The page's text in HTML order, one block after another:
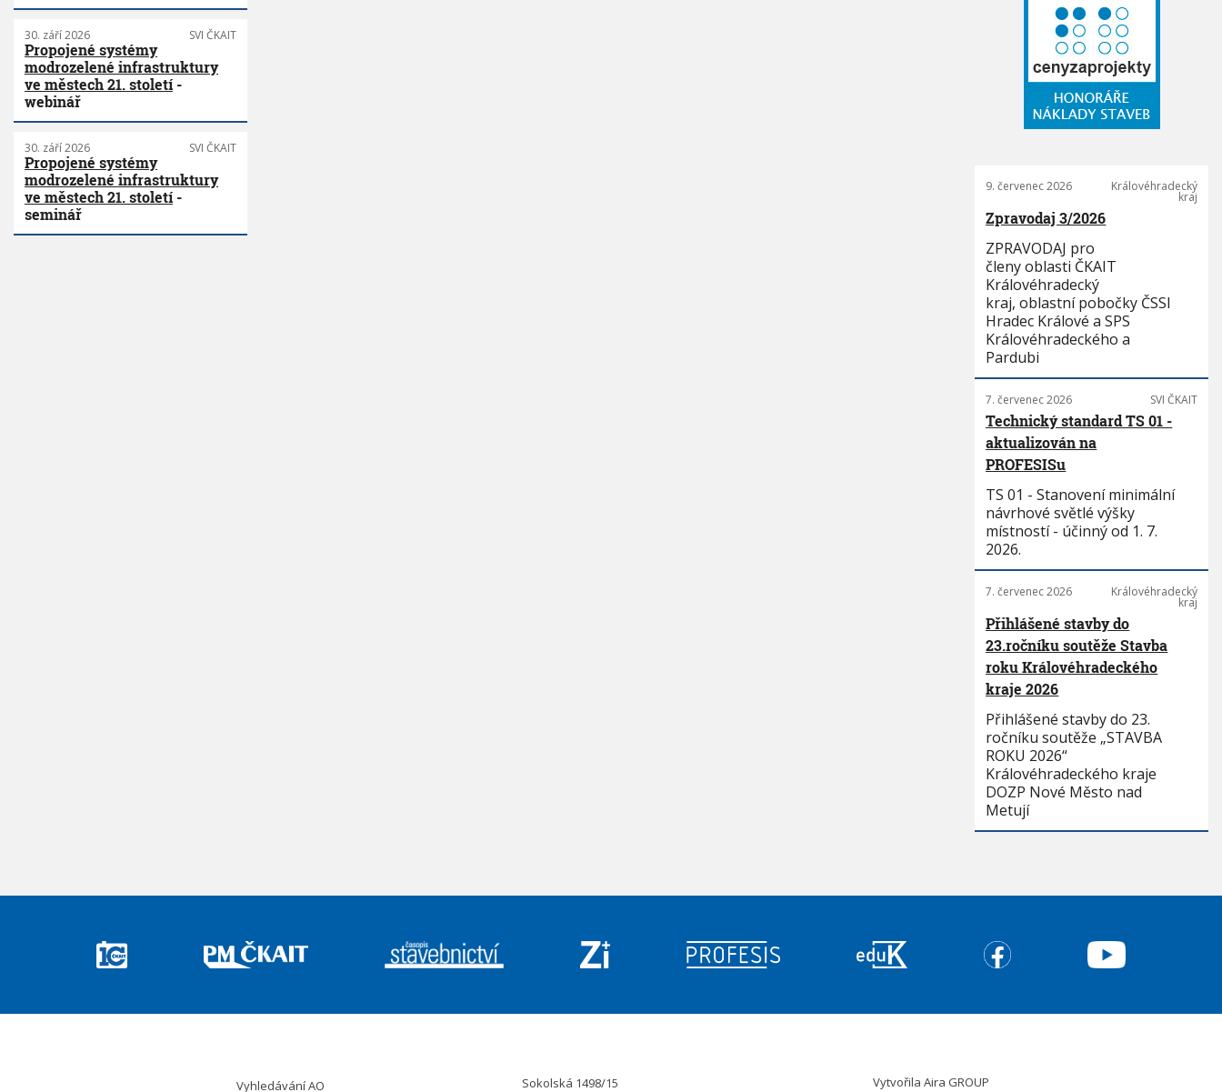
30. září 2026 SVI ČKAIT
Propojené systémy
modrozelené infrastruktury
ve městech 21. století-
webinář
30. září 2026 SVI ČKAIT
Propojené systémy
modrozelené infrastruktury
ve městech 21. století-
seminář
9. červenec 2026 Královéhradecký
kraj
Zpravodaj 3/2026
ZPRAVODAJ pro
členy oblasti ČKAIT
Královéhradecký
kraj, oblastní pobočky ČSSI
Hradec Králové a SPS
Královéhradeckého a
Pardubi
7. červenec 2026 SVI ČKAIT
Technický standard TS 01 -
aktualizován na
PROFESISu
TS 01 - Stanovení minimální
návrhové světlé výšky
místností - účinný od 1. 7.
2026.
7. červenec 2026 Královéhradecký
kraj
Přihlášené stavby do
23.ročníku soutěže Stavba
roku Královéhradeckého
kraje 2026
Přihlášené stavby do 23.
ročníku soutěže „STAVBA
ROKU 2026“
Královéhradeckého kraje
DOZP Nové Město nad
Metují
Vyhledávání AO Sokolská 1498/15 VytvořilaAira GROUP